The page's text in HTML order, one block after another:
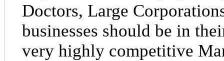
Doctors, Large
businesses should be in
very highly competitive